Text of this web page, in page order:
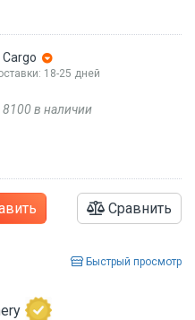
Cargo
18-25 дней
8100 в наличии
Сравнить
Быстрый просмотр